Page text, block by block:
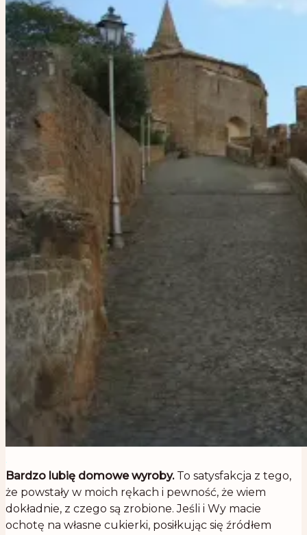
.
Bardzo lubię domowe wyroby.To satysfakcja z tego,
że powstały w moich rękach i pewność, że wiem
dokładnie, z czego są zrobione. Jeśli i Wy macie
ochotę na własne cukierki, posiłkując się źródłem